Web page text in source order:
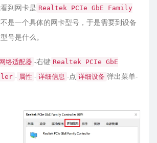
到网卡是 Realtek PCIe GbE Family
不是一个具体的网卡型号，于是需要到设备
号是什么。
网络适配器 -右键 Realtek PCIe GbE
- 属性 - 详细信息 -点 详细设备 弹出菜单-